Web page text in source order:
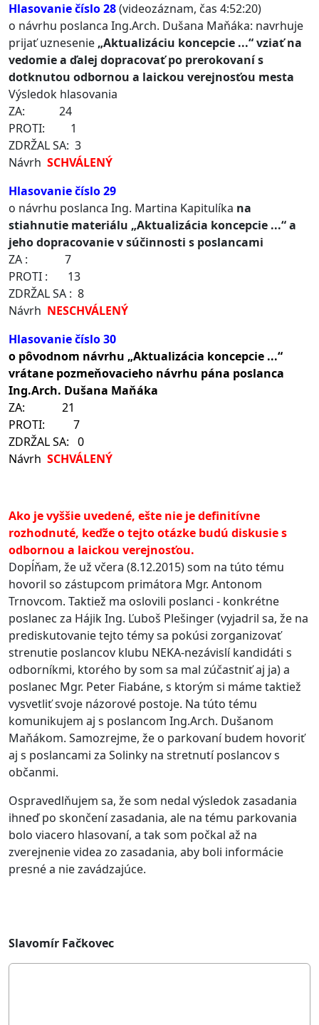
Hlasovanie číslo 28(videozáznam, čas 4:52:20)
o návrhu poslanca Ing.Arch. Dušana Maňáka: navrhuje
prijať uznesenie „Aktualizáciu koncepcie ...“ vziať na
vedomie a ďalej dopracovať po prerokovaní s
dotknutou odbornou a laickou verejnosťou mesta
Výsledok hlasovania
ZA: 24
PROTI: 1
ZDRŽAL SA: 3
Návrh SCHVÁLENÝ
Hlasovanie číslo 29
o návrhu poslanca Ing. Martina Kapitulíka na
stiahnutie materiálu „Aktualizácia koncepcie ...“ a
jeho dopracovanie v súčinnosti s poslancami
ZA : 7
PROTI : 13
ZDRŽAL SA : 8
Návrh NESCHVÁLENÝ
Hlasovanie číslo 30
o pôvodnom návrhu „Aktualizácia koncepcie ...“
vrátane pozmeňovacieho návrhu pána poslanca
Ing.Arch. Dušana Maňáka
ZA: 21
PROTI: 7
ZDRŽAL SA: 0
Návrh SCHVÁLENÝ
Ako je vyššie uvedené, ešte nie je definitívne
rozhodnuté, keďže o tejto otázke budú diskusie s
odbornou a laickou verejnosťou.
Dopĺňam, že už včera (8.12.2015) som na túto tému
hovoril so zástupcom primátora Mgr. Antonom
Trnovcom. Taktiež ma oslovili poslanci - konkrétne
poslanec za Hájik Ing. Ľuboš Plešinger (vyjadril sa, že na
prediskutovanie tejto témy sa pokúsi zorganizovať
strenutie poslancov klubu NEKA-nezávislí kandidáti s
odborníkmi, ktorého by som sa mal zúčastniť aj ja) a
poslanec Mgr. Peter Fiabáne, s ktorým si máme taktiež
vysvetliť svoje názorové postoje. Na túto tému
komunikujem aj s poslancom Ing.Arch. Dušanom
Maňákom. Samozrejme, že o parkovaní budem hovoriť
aj s poslancami za Solinky na stretnutí poslancov s
občanmi.
Ospravedlňujem sa, že som nedal výsledok zasadania
ihneď po skončení zasadania, ale na tému parkovania
bolo viacero hlasovaní, a tak som počkal až na
zverejnenie videa zo zasadania, aby boli informácie
presné a nie zavádzajúce.
Slavomír Fačkovec